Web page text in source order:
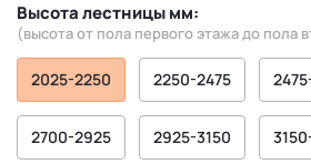
Высота лестницы мм:
(высота от пола первого этажа до пола
2025-2250 2250-2475
2700-2925 2925-3150